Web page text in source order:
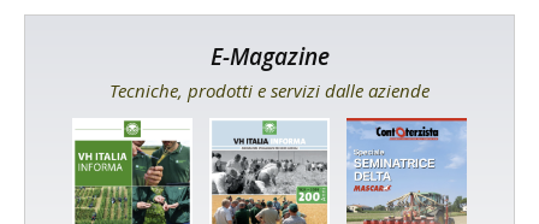
E-Magazine
Tecniche, prodotti e servizi dalle aziende